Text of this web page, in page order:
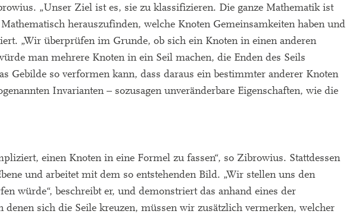
„Unser Ziel ist es, sie zu klassifizieren. Die ganze Mathematik ist
herauszufinden, welche Knoten Gemeinsamkeiten haben und
„Wir überprüfen im Grunde, ob sich ein Knoten in einen anderen
man mehrere Knoten in ein Seil machen, die Enden des Seils
Gebilde so verformen kann, dass daraus ein bestimmter anderer Knoten
Invarianten – sozusagen unveränderbare Eigenschaften, wie die
einen Knoten in eine Formel zu fassen“, so Zibrowius. Stattdessen
und arbeitet mit dem so entstehenden Bild. „Wir stellen uns den
würde“, beschreibt er, und demonstriert das anhand eines der
denen sich die Seile kreuzen, müssen wir zusätzlich vermerken, welcher